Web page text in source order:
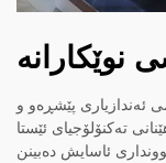
نوێکارانە
ئەندازیاری پێشڕەو و
تەكنۆلۆجیای ئێستا
ئاسایش دەبینن